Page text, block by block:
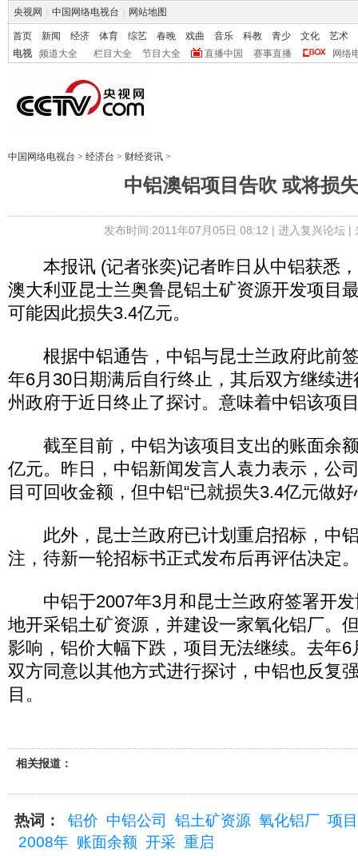
央视网 中国网络电视台 网站地图
首页 新闻 经济 体育 综艺 春晚 戏曲 音乐 科教 青少 文化
艺术
电视
频道大全 栏目大全 节目大全 直播中国 赛事直播 网络
中国网络电视台 > 经济台 > 财经资讯 >
中铝澳铝项目告吹 或将损
发布时间:2011年07月05日 08:12 | 进入复兴论坛|
本报讯 (记者张奕)记者昨日从中铝获悉，
澳大利亚昆士兰奥鲁昆铝土矿资源开发项目
可能因此损失3.4亿元。
根据中铝通告，中铝与昆士兰政府此前
年6月30日期满后自行终止，其后双方继续
州政府于近日终止了探讨。意味着中铝该项
截至目前，中铝为该项目支出的账面余
亿元。昨日，中铝新闻发言人袁力表示，公
目可回收金额，但中铝“已就损失3.4亿元做好
此外，昆士兰政府已计划重启招标，中
注，待新一轮招标书正式发布后再评估决定
中铝于2007年3月和昆士兰政府签署开发
地开采铝土矿资源，并建设一家氧化铝厂。
影响，铝价大幅下跌，项目无法继续。去年
双方同意以其他方式进行探讨，中铝也反复
目。
相关报道：
热词： 铝价 中铝公司 铝土矿资源 氧化铝厂 项
2008年 账面余额 开采 重启